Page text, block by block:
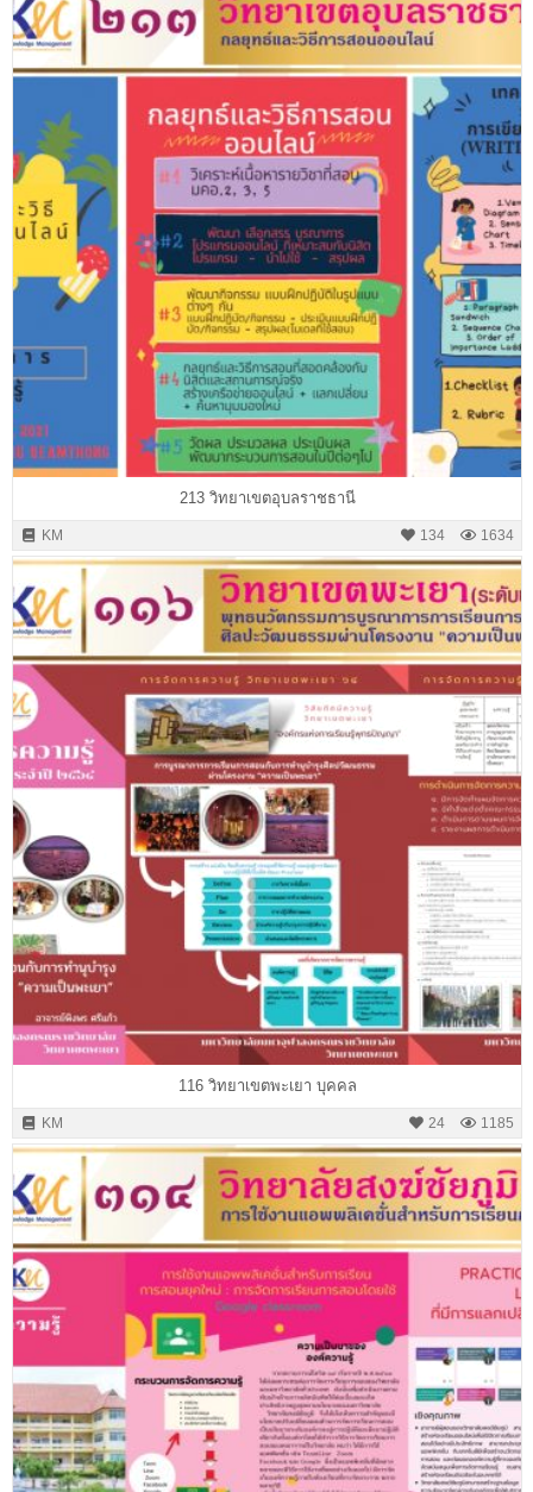
213 วิทยาเขตอุบลราชธานี
KM 1634
134
116 วิทยาเขตพะเยา บุคคล
KM 1185
24